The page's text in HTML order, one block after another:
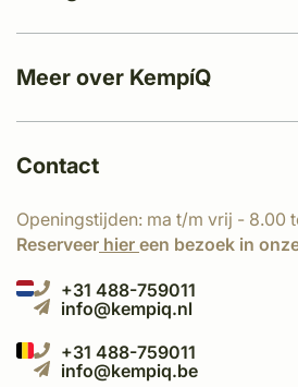
Meer over KempíQ
Contact
Openingstijden: ma t/m vrij - 8.00
Reserveer hier een bezoek in
+31 488-759011
info@kempiq.nl
+31 488-759011
info@kempiq.be